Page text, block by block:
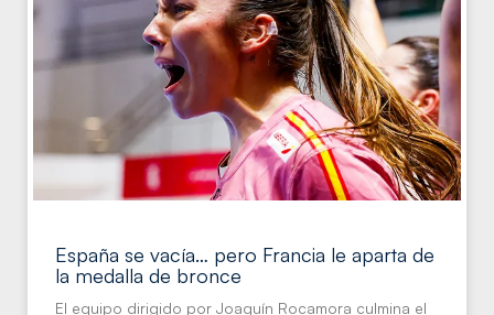
España se vacía… pero Francia le aparta de
la medalla de bronce
El equipo dirigido por Joaquín Rocamora culmina el